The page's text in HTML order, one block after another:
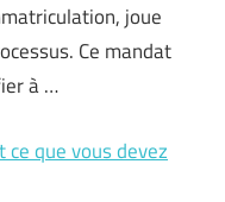
joue
Ce mandat
à …
ce que vous devez